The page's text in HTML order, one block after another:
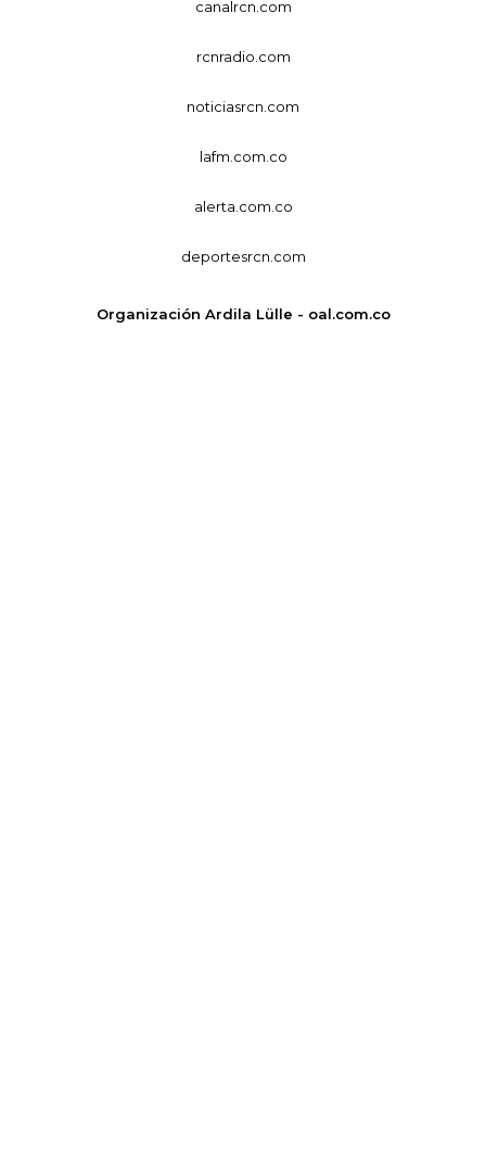
canalrcn.com
rcnradio.com
noticiasrcn.com
lafm.com.co
alerta.com.co
deportesrcn.com
Organización Ardila Lülle - oal.com.co